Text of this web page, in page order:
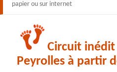
papier ou sur internet
Circuit
Peyrolles à partir